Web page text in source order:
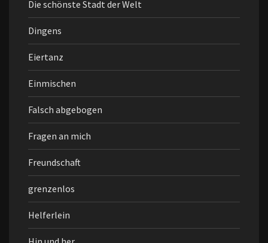
Die schönste Stadt der Welt
Dingens
Eiertanz
Einmischen
Falsch abgebogen
Fragen an mich
Freundschaft
grenzenlos
Helferlein